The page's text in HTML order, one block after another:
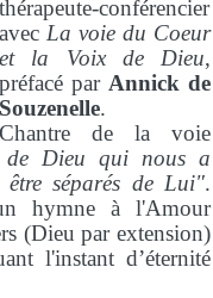
thérapeute-conférencier
avec La voie du Coeur
et la Voix de Dieu,
préfacé par Annick de
Souzenelle.
Chantre de la voie
de Dieu qui nous a
séparés de Lui".
hymne à l'Amour
(Dieu par extension)
l'instant d’éternité